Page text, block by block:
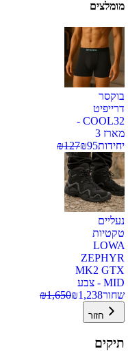
מומלצים
בוקסר
דרייפיט
COOL32 -
מארז 3
יחידות
₪95
₪127
נעליים
טקטיות
LOWA
ZEPHYR
MK2 GTX
MID - צבע
שחור
₪1,238
₪1,650
חזור
תיקים